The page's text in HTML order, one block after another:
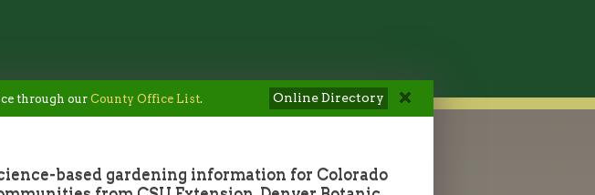
through ourCounty Office List. Online Directory
based gardening information for Colorado